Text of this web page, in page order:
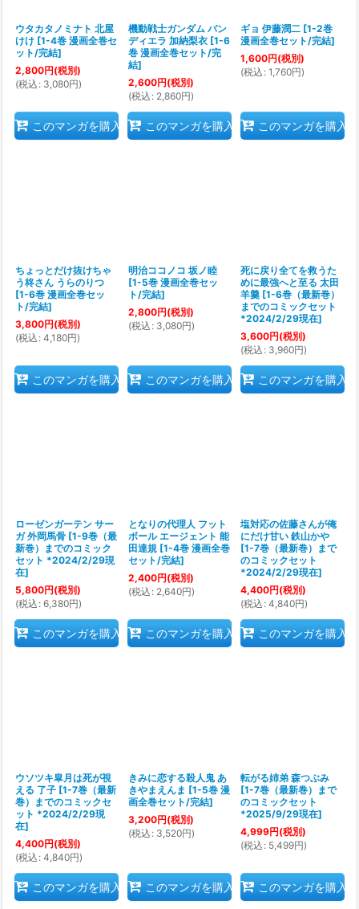
ウタカタノミナト 北屋
けけ [1-4巻 漫画全巻セ
ット/完結]
2,800円(税別)
(税込 : 3,080円)
このマンガを購入
機動戦士ガンダム バン
ディエラ 加納梨衣 [1-6
巻 漫画全巻セット/完
結]
2,600円(税別)
(税込 : 2,860円)
このマンガを購入
ギョ 伊藤潤二 [1-2巻
漫画全巻セット/完結]
1,600円(税別)
(税込 : 1,760円)
このマンガを購入
ちょっとだけ抜けちゃ
う柊さん うらのりつ
[1-6巻 漫画全巻セッ
ト/完結]
3,800円(税別)
(税込 : 4,180円)
このマンガを購入
明治ココノコ 坂ノ睦
[1-5巻 漫画全巻セッ
ト/完結]
2,800円(税別)
(税込 : 3,080円)
このマンガを購入
死に戻り全てを救うた
めに最強へと至る 太田
羊羹 [1-6巻（最新巻）
までのコミックセット
*2024/2/29現在]
3,600円(税別)
(税込 : 3,960円)
このマンガを購入
ローゼンガーテン サー
ガ 外岡馬骨 [1-9巻（最
新巻）までのコミック
セット *2024/2/29現
在]
5,800円(税別)
(税込 : 6,380円)
このマンガを購入
となりの代理人 フット
ボール エージェント 能
田達規 [1-4巻 漫画全巻
セット/完結]
2,400円(税別)
(税込 : 2,640円)
このマンガを購入
塩対応の佐藤さんが俺
にだけ甘い 鉄山かや
[1-7巻（最新巻）まで
のコミックセット
*2024/2/29現在]
4,400円(税別)
(税込 : 4,840円)
このマンガを購入
ウソツキ皐月は死が視
える 了子 [1-7巻（最新
巻）までのコミックセ
ット *2024/2/29現
在]
4,400円(税別)
(税込 : 4,840円)
このマンガを購入
きみに恋する殺人鬼 あ
きやまえんま [1-5巻 漫
画全巻セット/完結]
3,200円(税別)
(税込 : 3,520円)
このマンガを購入
転がる姉弟 森つぶみ
[1-7巻（最新巻）まで
のコミックセット
*2025/9/29現在]
4,999円(税別)
(税込 : 5,499円)
このマンガを購入